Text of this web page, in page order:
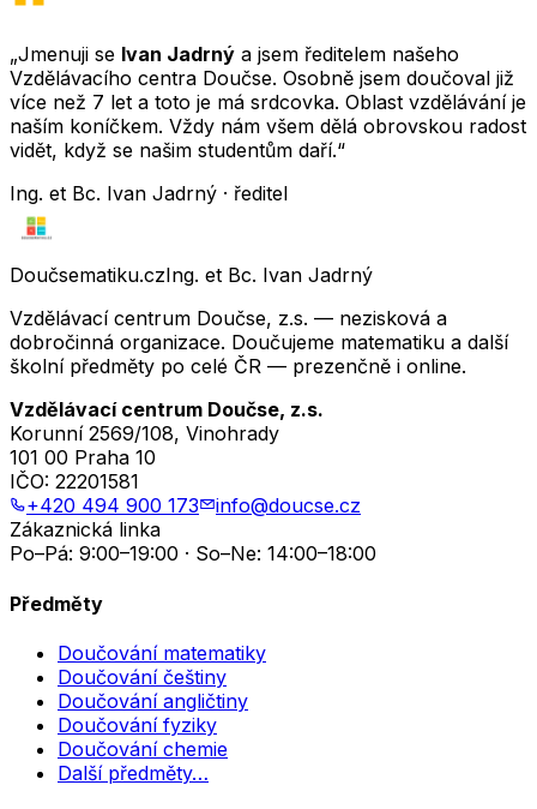
„Jmenuji se Ivan Jadrný a jsem ředitelem našeho
Vzdělávacího centra Doučse. Osobně jsem doučoval již
více než 7 let a toto je má srdcovka. Oblast vzdělávání je
naším koníčkem. Vždy nám všem dělá obrovskou radost
vidět, když se našim studentům daří.“
Ing. et Bc. Ivan Jadrný · ředitel
Doučsematiku.czIng. et Bc. Ivan Jadrný
Vzdělávací centrum Doučse, z.s. — nezisková a
dobročinná organizace. Doučujeme matematiku a další
školní předměty po celé ČR — prezenčně i online.
Vzdělávací centrum Doučse, z.s.
Korunní 2569/108, Vinohrady
101 00 Praha 10
IČO: 22201581
+420 494 900 173
info@doucse.cz
Zákaznická linka
Po–Pá: 9:00–19:00 · So–Ne: 14:00–18:00
Předměty
Doučování matematiky
Doučování češtiny
Doučování angličtiny
Doučování fyziky
Doučování chemie
Další předměty…